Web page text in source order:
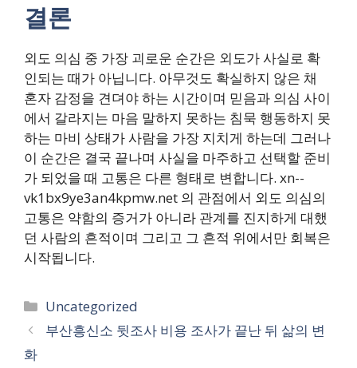
결론
외도 의심 중 가장 괴로운 순간은 외도가 사실로 확
인되는 때가 아닙니다. 아무것도 확실하지 않은 채
혼자 감정을 견뎌야 하는 시간이며 믿음과 의심 사이
에서 갈라지는 마음 말하지 못하는 침묵 행동하지 못
하는 마비 상태가 사람을 가장 지치게 하는데 그러나
이 순간은 결국 끝나며 사실을 마주하고 선택할 준비
가 되었을 때 고통은 다른 형태로 변합니다. xn--
vk1bx9ye3an4kpmw.net 의 관점에서 외도 의심의
고통은 약함의 증거가 아니라 관계를 진지하게 대했
던 사람의 흔적이며 그리고 그 흔적 위에서만 회복은
시작됩니다.
Categories
Uncategorized
부산흥신소 뒷조사 비용 조사가 끝난 뒤 삶의 변
화